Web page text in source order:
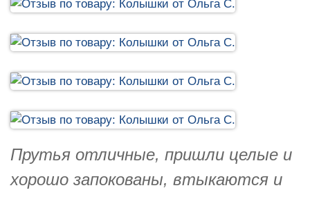
Прутья отличные, пришли целые и
хорошо запокованы, втыкаются и